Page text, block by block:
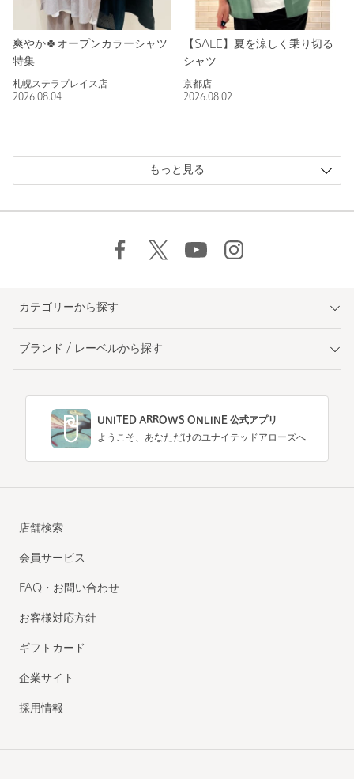
爽やか🍀オープンカラーシャツ
特集
札幌ステラプレイス店
2026.08.04
【SALE】夏を涼しく乗り切る
シャツ
京都店
2026.08.02
もっと見る
カテゴリーから探す
ブランド / レーベルから探す
UNITED ARROWS ONLINE 公式アプリ
ようこそ、あなただけのユナイテッドアローズへ
店舗検索
会員サービス
FAQ・お問い合わせ
お客様対応方針
ギフトカード
企業サイト
採用情報